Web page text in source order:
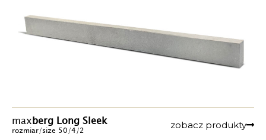
maxberg Long Sleek
rozmiar/size 50/4/2 zobacz produkty